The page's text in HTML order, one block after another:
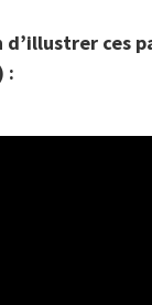
ces
: